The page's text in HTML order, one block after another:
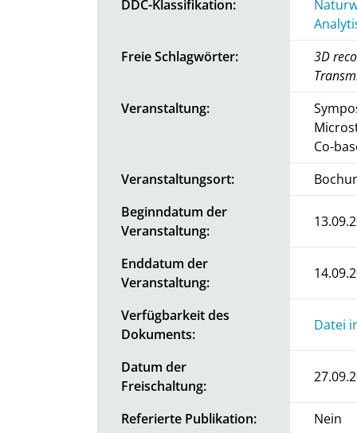
DDC-Klassifikation:
Freie Schlagwörter:
3D
Veranstaltung:
Co-
Veranstaltungsort:
Beginndatum der
Veranstaltung:
Enddatum der
Veranstaltung:
Verfügbarkeit des
Dokuments:
Datei
Datum der
Freischaltung:
Referierte Publikation: Nein